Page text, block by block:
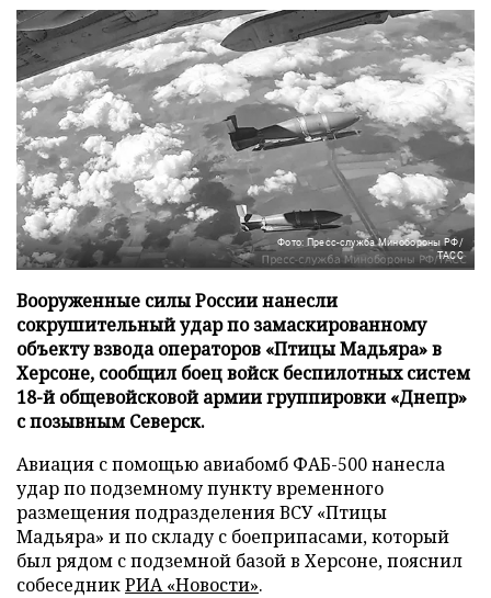
Фото: Пресс-служба Минобороны РФ/
ТАСС
Вооруженные силы России нанесли
сокрушительный удар по замаскированному
объекту взвода операторов «Птицы Мадьяра» в
Херсоне, сообщил боец войск беспилотных систем
18-й общевойсковой армии группировки «Днепр»
с позывным Северск.
Авиация с помощью авиабомб ФАБ-500 нанесла
удар по подземному пункту временного
размещения подразделения ВСУ «Птицы
Мадьяра» и по складу с боеприпасами, который
был рядом с подземной базой в Херсоне, пояснил
собеседникРИА «Новости».